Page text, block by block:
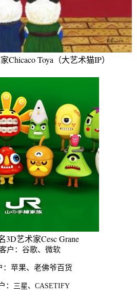
Chicaco Toya（大艺术猫IP）
3D艺术家Cesc Grane
户：谷歌、微软
：苹果、老佛爷百货
： 三星、 CASETIFY